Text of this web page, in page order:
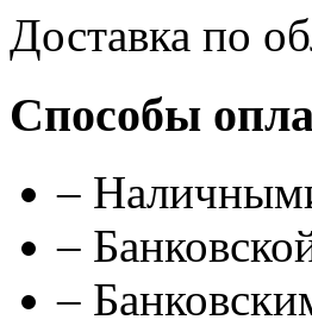
Доставка по
Способы
–
–
–